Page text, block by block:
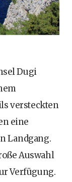
Dugi
versteckten
eine
Landgang.
Auswahl
Verfügung.